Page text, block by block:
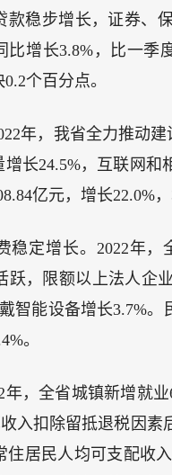
款稳步增长，证券、
比增长3.8%，比一季
个百分点。
年，我省全力推动
长24.5%，互联网
亿元，增长22.0%
稳定增长。2022年
跃，限额以上法人企
智能设备增长3.7%
。
年，全省城镇新增就
入扣除留抵退税因
住居民人均可支配收